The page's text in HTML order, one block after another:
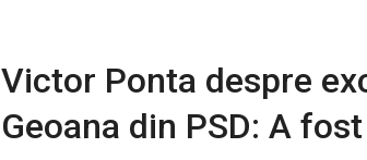
Victor Ponta despre
Geoana din PSD: A